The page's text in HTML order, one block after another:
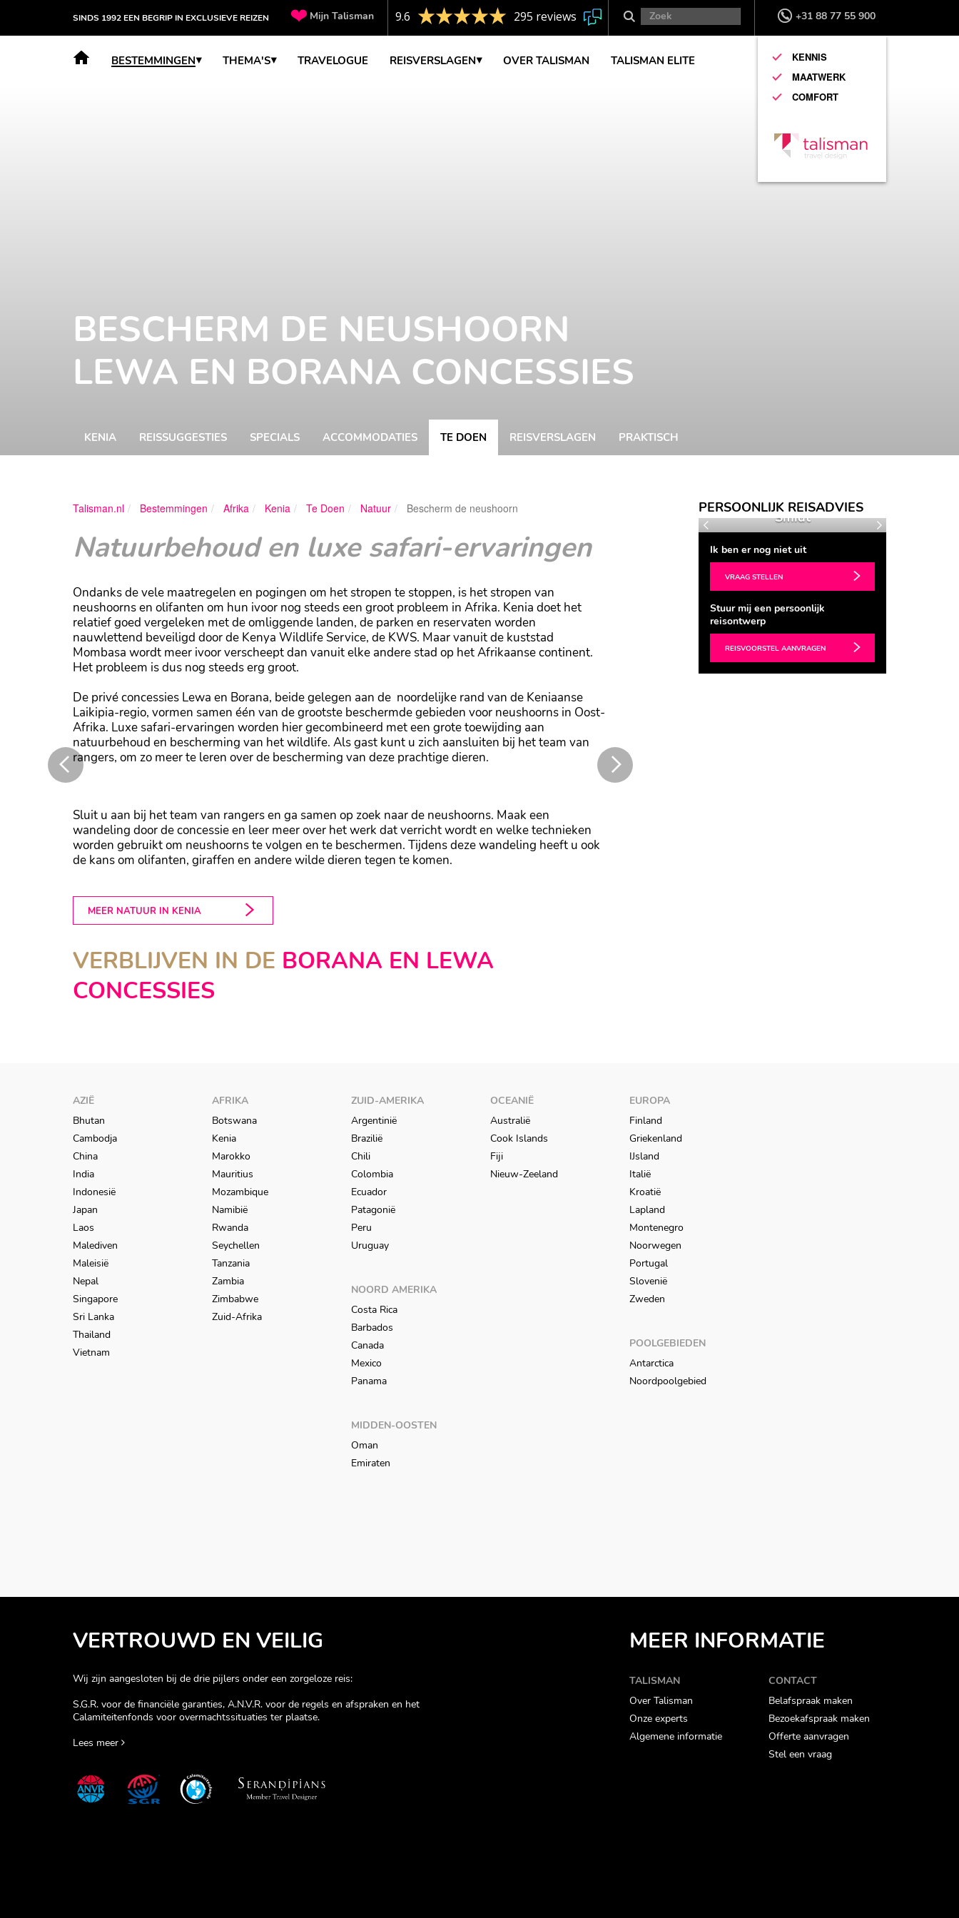
SINDS 1992 EEN BEGRIP IN EXCLUSIEVE REIZEN Mijn Talisman 9.6 295 reviews +31 88 77 55 900
KENNIS
MAATWERK
COMFORT
BESTEMMINGEN THEMA'S TRAVELOGUE REISVERSLAGEN OVER TALISMAN TALISMAN ELITE
BESCHERM DE NEUSHOORN
LEWA EN BORANA CONCESSIES
KENIA REISSUGGESTIES SPECIALS ACCOMMODATIES TE DOEN REISVERSLAGEN PRAKTISCH
Talisman.nl Bestemmingen Afrika Kenia Te Doen Natuur Bescherm de neushoorn
Natuurbehoud en luxe safari-ervaringen
Ondanks de vele maatregelen en pogingen om het stropen te stoppen, is het stropen van
neushoorns en olifanten om hun ivoor nog steeds een groot probleem in Afrika. Kenia doet het
relatief goed vergeleken met de omliggende landen, de parken en reservaten worden
nauwlettend beveiligd door de Kenya Wildlife Service, de KWS. Maar vanuit de kuststad
Mombasa wordt meer ivoor verscheept dan vanuit elke andere stad op het Afrikaanse continent.
Het probleem is dus nog steeds erg groot.
De privé concessies Lewa en Borana, beide gelegen aan de noordelijke rand van de Keniaanse
Laikipia-regio, vormen samen één van de grootste beschermde gebieden voor neushoorns in Oost-
Afrika. Luxe safari-ervaringen worden hier gecombineerd met een grote toewijding aan
natuurbehoud en bescherming van het wildlife. Als gast kunt u zich aansluiten bij het team van
rangers, om zo meer te leren over de bescherming van deze prachtige dieren.
gecombineerd met een grote toewijding aan natuurbehoud en bescherming van het wildlife Het team van rangers vertelt graag meer over de bescherming van deze prachtige dieren
Sluit u aan bij het team van rangers en ga samen op zoek naar de neushoorns. Maak een
wandeling door de concessie en leer meer over het werk dat verricht wordt en welke technieken
worden gebruikt om neushoorns te volgen en te beschermen. Tijdens deze wandeling heeft u ook
de kans om olifanten, giraffen en andere wilde dieren tegen te komen.
MEER NATUUR IN KENIA
VERBLIJVEN IN DE BORANA EN LEWA
CONCESSIES
KIFARU HOUSE
PERSOONLIJK REISADVIES
Seraphine de
Smidt
Vorige Volgende
Ik ben er nog niet uit
VRAAG STELLEN
Stuur mij een persoonlijk
reisontwerp
REISVOORSTEL AANVRAGEN
AZIË
Bhutan
Cambodja
China
India
Indonesië
Japan
Laos
Malediven
Maleisië
Nepal
Singapore
Sri Lanka
Thailand
Vietnam
AFRIKA
Botswana
Kenia
Marokko
Mauritius
Mozambique
Namibië
Rwanda
Seychellen
Tanzania
Zambia
Zimbabwe
Zuid-Afrika
ZUID-AMERIKA
Argentinië
Brazilië
Chili
Colombia
Ecuador
Patagonië
Peru
Uruguay
NOORD AMERIKA
Costa Rica
Barbados
Canada
Mexico
Panama
MIDDEN-OOSTEN
Oman
Emiraten
OCEANIË
Australië
Cook Islands
Fiji
Nieuw-Zeeland
EUROPA
Finland
Griekenland
IJsland
Italië
Kroatië
Lapland
Montenegro
Noorwegen
Portugal
Slovenië
Zweden
POOLGEBIEDEN
Antarctica
Noordpoolgebied
MEER INFORMATIE
TALISMAN
Over Talisman
Onze experts
Algemene informatie
CONTACT
Belafspraak maken
Bezoekafspraak maken
Offerte aanvragen
Stel een vraag
VERTROUWD EN VEILIG
Wij zijn aangesloten bij de drie pijlers onder een zorgeloze reis:
S.G.R. voor de financiële garanties, A.N.V.R. voor de regels en afspraken en het
Calamiteitenfonds voor overmachtssituaties ter plaatse.
Lees meer